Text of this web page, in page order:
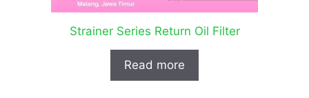
Strainer Series Return Oil Filter
Read more